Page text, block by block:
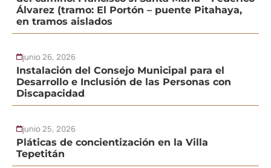
Álvarez (tramo: El Portón – puente Pitahaya,
en tramos aislados
junio 26, 2026
Instalación del Consejo Municipal para el
Desarrollo e Inclusión de las Personas con
Discapacidad
junio 25, 2026
Pláticas de concientización en la Villa
Tepetitán